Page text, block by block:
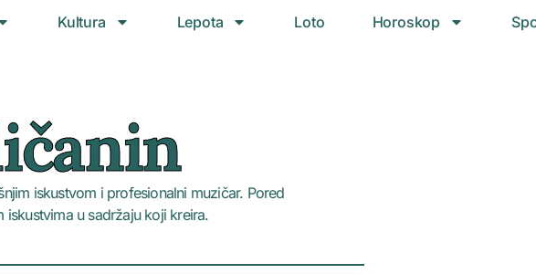
Kultura Lepota Loto Horoskop
iskustvom i profesionalni muzičar. Pored
u sadržaju koji kreira.